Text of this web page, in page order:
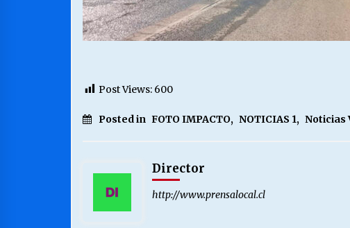
Post Views: 600
Posted in FOTO IMPACTO, NOTICIAS 1, Noticias
Director
http://www.prensalocal.cl